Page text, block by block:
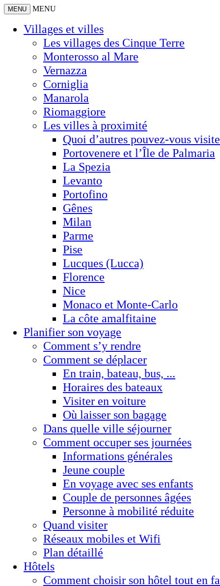
MENU MENU
Villages et villes
Les villages des Cinque Terre
Monterosso al Mare
Vernazza
Corniglia
Manarola
Riomaggiore
Les villes à proximité
Quoi d’autres pouvez-vous
Portovenere et l’Île de Palmaria
La Spezia
Levanto
Portofino
Gênes
Milan
Parme
Pise
Lucques (Lucca)
Florence
Nice
Monaco et Monte-Carlo
La côte amalfitaine
Planifier son voyage
Comment s’y rendre
Comment se déplacer
En train, bateau, bus, ...
Horaires des bateaux
Visiter en voiture
Où laisser son bagage
Dans quelle ville séjourner
Comment occuper ses journées
Informations générales
Jeune couple
En voyage avec ses enfants
Couple de personnes âgées
Personne à mobilité réduite
Quand visiter
Réseaux mobiles et Wifi
Plan détaillé
Hôtels
Comment choisir son hôtel tout en